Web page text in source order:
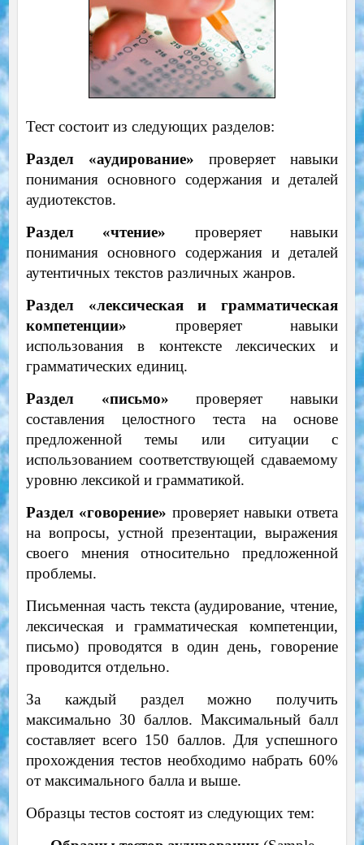
Тест состоит из следующих разделов:
Раздел «аудирование» проверяет навыки
понимания основного содержания и деталей
аудиотекстов.
Раздел «чтение» проверяет навыки
понимания основного содержания и деталей
аутентичных текстов различных жанров.
Раздел «лексическая и грамматическая
компетенции» проверяет навыки
использования в контексте лексических и
грамматических единиц.
Раздел «письмо» проверяет навыки
составления целостного теста на основе
предложенной темы или ситуации с
использованием соответствующей сдаваемому
уровню лексикой и грамматикой.
Раздел «говорение» проверяет навыки ответа
на вопросы, устной презентации, выражения
своего мнения относительно предложенной
проблемы.
Письменная часть текста (аудирование, чтение,
лексическая и грамматическая компетенции,
письмо) проводятся в один день, говорение
проводится отдельно.
За каждый раздел можно получить
максимально 30 баллов. Максимальный балл
составляет всего 150 баллов. Для успешного
прохождения тестов необходимо набрать 60%
от максимального балла и выше.
Образцы тестов состоят из следующих тем: